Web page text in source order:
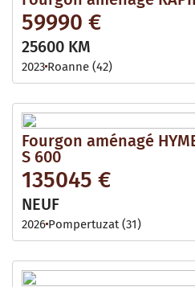
59990 €
25600 KM
2023 Roanne (42)
Fourgon aménagé
S 600
135045 €
NEUF
2026 Pompertuzat (31)